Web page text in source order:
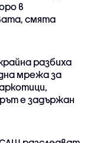
в
смята
разбиха
мрежа за
е задържан